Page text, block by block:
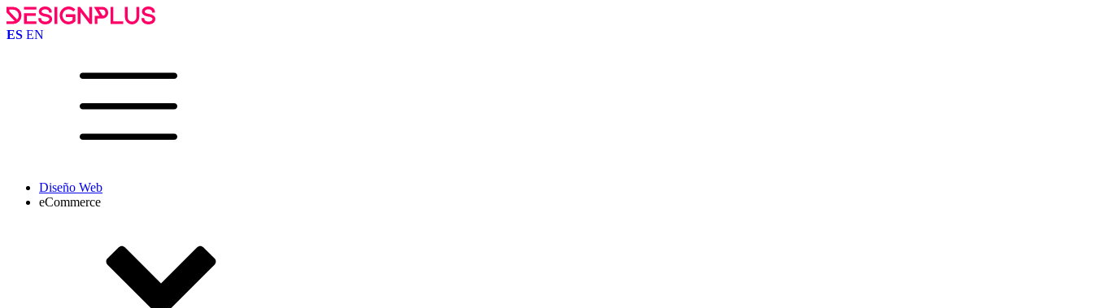
ES EN
Diseño Web
eCommerce